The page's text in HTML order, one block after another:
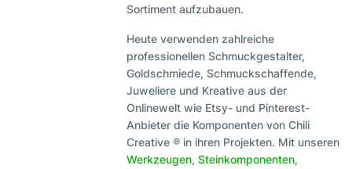
Sortiment aufzubauen.
Heute verwenden zahlreiche
professionellen Schmuckgestalter,
Goldschmiede, Schmuckschaffende,
Juweliere und Kreative aus der
Onlinewelt wie Etsy- und Pinterest-
Anbieter die Komponenten von Chili
Creative ® in ihren Projekten. Mit unseren
Werkzeugen,Steinkomponenten,